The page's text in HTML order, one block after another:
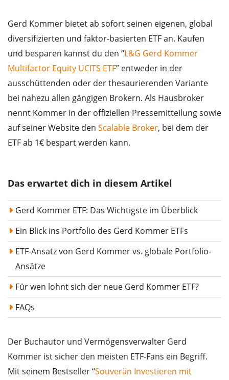
Gerd Kommer bietet ab sofort seinen eigenen, global
diversifizierten und faktor-basierten ETF an. Kaufen
und besparen kannst du den “L&G Gerd Kommer
Multifactor Equity UCITS ETF” entweder in der
ausschüttenden oder der thesaurierenden Variante
bei nahezu allen gängigen Brokern. Als Hausbroker
nennt Kommer in der offiziellen Pressemitteilung sowie
auf seiner Website den Scalable Broker, bei dem der
ETF ab 1€ bespart werden kann.
Das erwartet dich in diesem Artikel
Gerd Kommer ETF: Das Wichtigste im Überblick
Ein Blick ins Portfolio des Gerd Kommer ETFs
ETF-Ansatz von Gerd Kommer vs. globale Portfolio-
Ansätze
Für wen lohnt sich der neue Gerd Kommer ETF?
FAQs
Der Buchautor und Vermögensverwalter Gerd
Kommer ist sicher den meisten ETF-Fans ein Begriff.
Mit seinem Bestseller “Souverän Investieren mit